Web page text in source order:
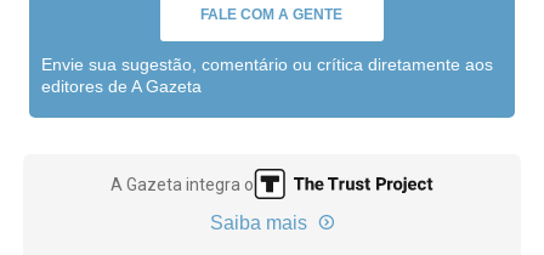
FALE COM A GENTE
Envie sua sugestão, comentário ou crítica diretamente aos
editores de A Gazeta
A Gazeta integra o
Saiba mais